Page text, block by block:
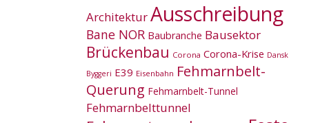
ArchitekturAusschreibung
Bane NOR Baubranche Bausektor
Brückenbau Corona Corona-Krise Dansk
Byggeri E39 Eisenbahn Fehmarnbelt-
Querung Fehmarnbelt-Tunnel
Fehmarnbelttunnel